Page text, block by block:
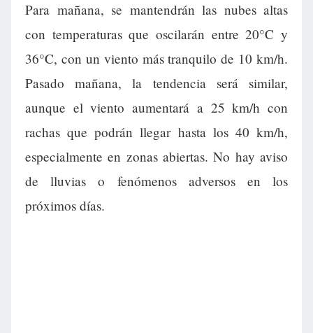
Para mañana, se mantendrán las nubes altas
con temperaturas que oscilarán entre 20°C y
36°C, con un viento más tranquilo de 10 km/h.
Pasado mañana, la tendencia será similar,
aunque el viento aumentará a 25 km/h con
rachas que podrán llegar hasta los 40 km/h,
especialmente en zonas abiertas. No hay aviso
de lluvias o fenómenos adversos en los
próximos días.